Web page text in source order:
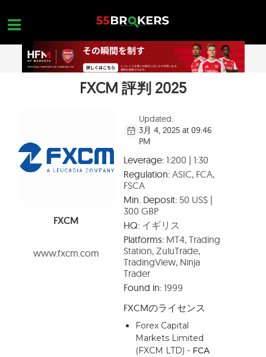
content
外国為替教育
無料口座を開設
FXCM 評判 2025
FXCM
www.fxcm.com
Updated:
3月 4, 2025 at 09:46
PM
Leverage:1:200 | 1:30
Regulation:ASIC, FCA,
FSCA
Min. Deposit:50 US$ |
300 GBP
HQ:イギリス
Platforms:MT4, Trading
Station, ZuluTrade,
TradingView, Ninja
Trader
Found in:1999
FXCMのライセンス
Forex Capital
Markets Limited
(FXCM LTD) - FCA